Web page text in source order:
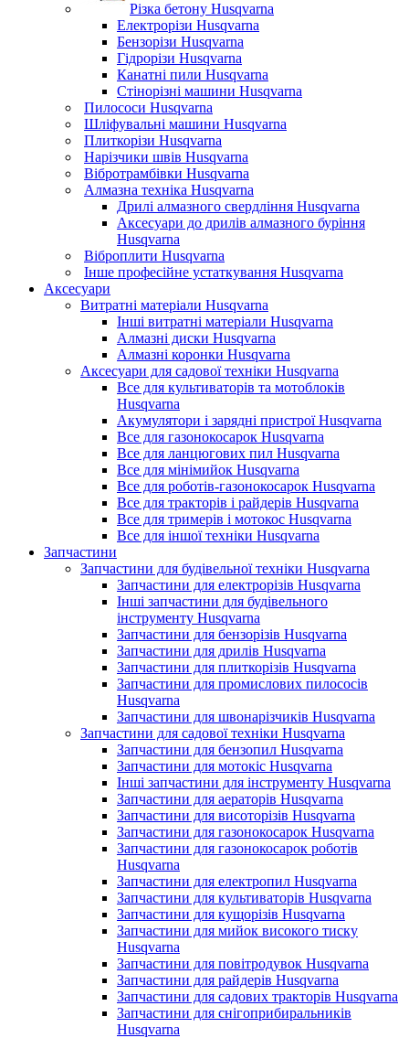
Різка бетону Husqvarna
Електрорізи Husqvarna
Бензорізи Husqvarna
Гідрорізи Husqvarna
Канатні пили Husqvarna
Стінорізні машини Husqvarna
Пилососи Husqvarna
Шліфувальні машини Husqvarna
Плиткорізи Husqvarna
Нарізчики швів Husqvarna
Вібротрамбівки Husqvarna
Алмазна техніка Husqvarna
Дрилі алмазного свердління Husqvarna
Аксесуари до дрилів алмазного буріння
Husqvarna
Віброплити Husqvarna
Інше професійне устаткування Husqvarna
Аксесуари
Витратні матеріали Husqvarna
Інші витратні матеріали Husqvarna
Алмазні диски Husqvarna
Алмазні коронки Husqvarna
Аксесуари для садової техніки Husqvarna
Все для культиваторів та мотоблоків
Husqvarna
Акумулятори і зарядні пристрої Husqvarna
Все для газонокосарок Husqvarna
Все для ланцюгових пил Husqvarna
Все для мінімийок Husqvarna
Все для роботів-газонокосарок Husqvarna
Все для тракторів і райдерів Husqvarna
Все для тримерів і мотокос Husqvarna
Все для іншої техніки Husqvarna
Запчастини
Запчастини для будівельної техніки Husqvarna
Запчастини для електрорізів Husqvarna
Інші запчастини для будівельного
інструменту Husqvarna
Запчастини для бензорізів Husqvarna
Запчастини для дрилів Husqvarna
Запчастини для плиткорізів Husqvarna
Запчастини для промислових пилососів
Husqvarna
Запчастини для швонарізчиків Husqvarna
Запчастини для садової техніки Husqvarna
Запчастини для бензопил Husqvarna
Запчастини для мотокіс Husqvarna
Інші запчастини для інструменту Husqvarna
Запчастини для аераторів Husqvarna
Запчастини для висоторізів Husqvarna
Запчастини для газонокосарок Husqvarna
Запчастини для газонокосарок роботів
Husqvarna
Запчастини для електропил Husqvarna
Запчастини для культиваторів Husqvarna
Запчастини для кущорізів Husqvarna
Запчастини для мийок високого тиску
Husqvarna
Запчастини для повітродувок Husqvarna
Запчастини для райдерів Husqvarna
Запчастини для садових тракторів Husqvarna
Запчастини для снігоприбиральників
Husqvarna